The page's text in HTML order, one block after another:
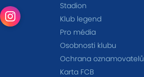
Stadion
Klub legend
Pro média
Osobnosti klubu
Ochrana oznamovatelů
Karta FCB